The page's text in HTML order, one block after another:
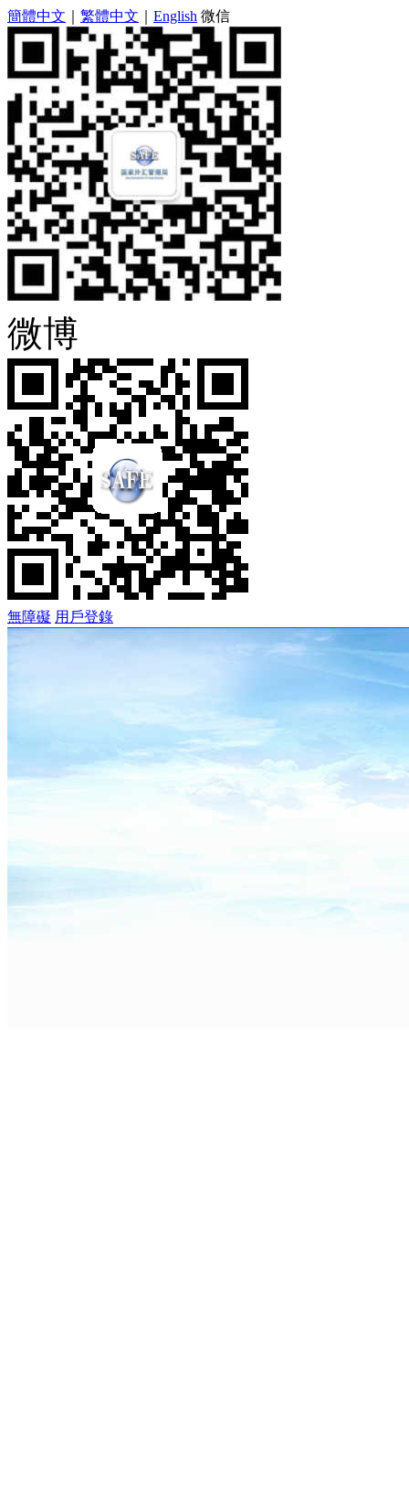
簡體中文 繁體中文 English 微信
微博
無障礙 用戶登錄